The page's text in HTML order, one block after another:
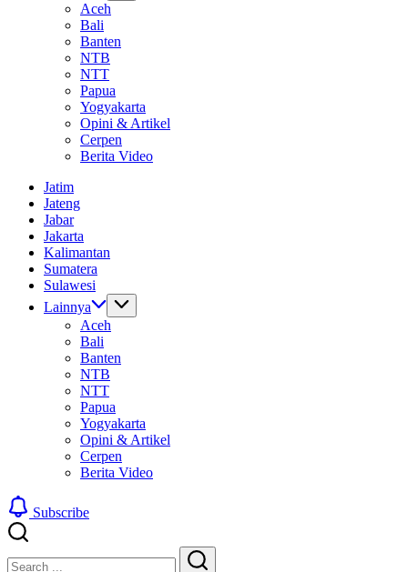
Aceh
Bali
Banten
NTB
NTT
Papua
Yogyakarta
Opini & Artikel
Cerpen
Berita Video
Jatim
Jateng
Jabar
Jakarta
Kalimantan
Sumatera
Sulawesi
Lainnya
Aceh
Bali
Banten
NTB
NTT
Papua
Yogyakarta
Opini & Artikel
Cerpen
Berita Video
Subscribe
Search